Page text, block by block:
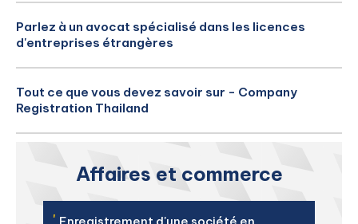
Parlez à un avocat spécialisé dans les licences
d'entreprises étrangères
Tout ce que vous devez savoir sur - Company
Registration Thailand
Affaires et commerce